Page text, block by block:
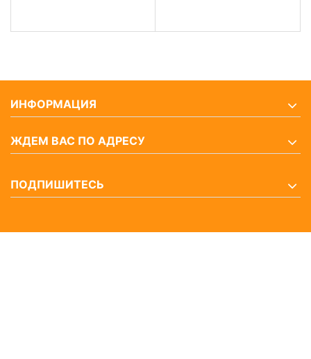
ИНФОРМАЦИЯ
ЖДЕМ ВАС ПО АДРЕСУ
ПОДПИШИТЕСЬ